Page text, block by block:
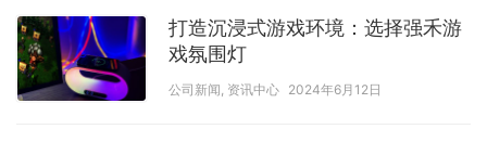
打造沉浸式游戏环境：选择强禾游
戏氛围灯
公司新闻 资讯中心 2024年6月12日